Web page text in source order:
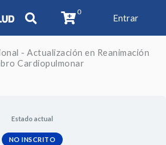
0
Entrar
- Actualización en Reanimación
Cardiopulmonar
Estado actual
NO INSCRITO